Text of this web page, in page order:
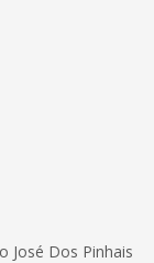
José Dos Pinhais